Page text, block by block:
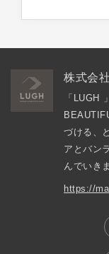
株式会
「LUGH
づける、
アとバン
んでいき
https://